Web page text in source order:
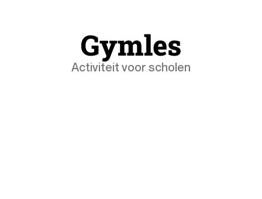
Gymles
Activiteit voor scholen